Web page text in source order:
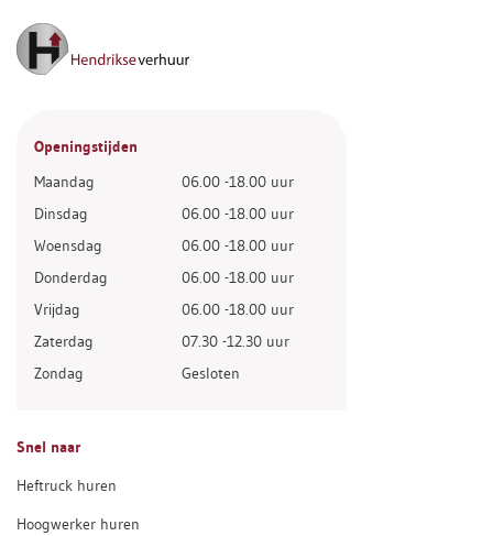
Openingstijden
Maandag
06.00 -18.00 uur
Dinsdag
06.00 -18.00 uur
Woensdag
06.00 -18.00 uur
Donderdag
06.00 -18.00 uur
Vrijdag
06.00 -18.00 uur
Zaterdag
07.30 -12.30 uur
Zondag
Gesloten
Snel naar
Heftruck huren
Hoogwerker huren